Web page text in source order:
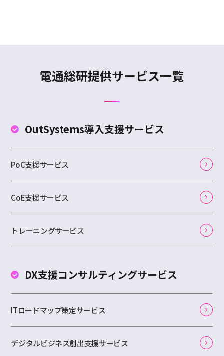
電通総研提供サービス一覧
OutSystems導入支援サービス
PoC支援サービス
CoE支援サービス
トレーニングサービス
DX支援コンサルティングサービス
ITロードマップ策定サービス
デジタルビジネス創出支援サービス